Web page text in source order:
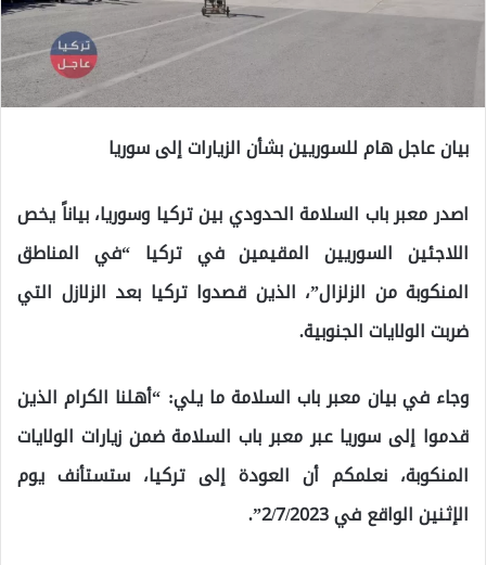
بيان عاجل هام للسوريين بشأن الزيارات إلى سوريا
اصدر معبر باب السلامة الحدودي بين تركيا وسوريا، بياناً يخص
اللاجئين السوريين المقيمين في تركيا “في المناطق
المنكوبة من الزلزال”، الذين قصدوا تركيا بعد الزلازل التي
ضربت الولايات الجنوبية.
وجاء في بيان معبر باب السلامة ما يلي: “أهلنا الكرام الذين
قدموا إلى سوريا عبر معبر باب السلامة ضمن زيارات الولايات
المنكوبة، نعلمكم أن العودة إلى تركيا، ستستأنف يوم
الإثنين الواقع في 2/7/2023”.